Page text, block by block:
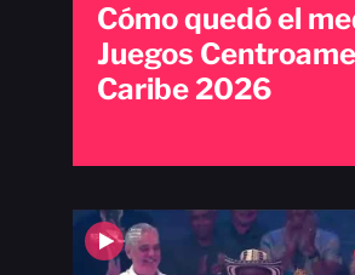
Cómo quedó el
Juegos
Caribe 2026